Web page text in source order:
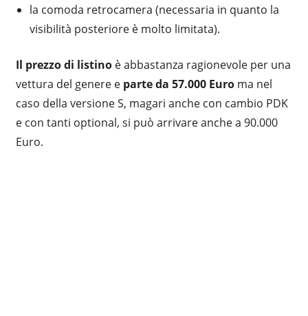
la comoda retrocamera (necessaria in quanto la
visibilità posteriore è molto limitata).
Il prezzo di listinoè abbastanza ragionevole per una
vettura del genere e parte da 57.000 Euroma nel
caso della versione S, magari anche con cambio PDK
e con tanti optional, si può arrivare anche a 90.000
Euro.